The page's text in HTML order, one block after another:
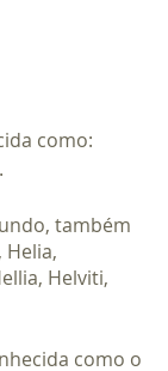
Helia,
Helviti,